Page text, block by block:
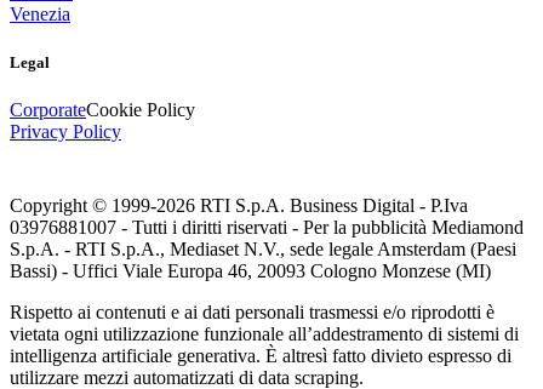
Venezia
Legal
CorporateCookie Policy
Privacy Policy
Copyright © 1999-2026 RTI S.p.A. Business Digital - P.Iva
03976881007 - Tutti i diritti riservati - Per la pubblicità Mediamond
S.p.A. - RTI S.p.A., Mediaset N.V., sede legale Amsterdam (Paesi
Bassi) - Uffici Viale Europa 46, 20093 Cologno Monzese (MI)
Rispetto ai contenuti e ai dati personali trasmessi e/o riprodotti è
vietata ogni utilizzazione funzionale all’addestramento di sistemi di
intelligenza artificiale generativa. È altresì fatto divieto espresso di
utilizzare mezzi automatizzati di data scraping.